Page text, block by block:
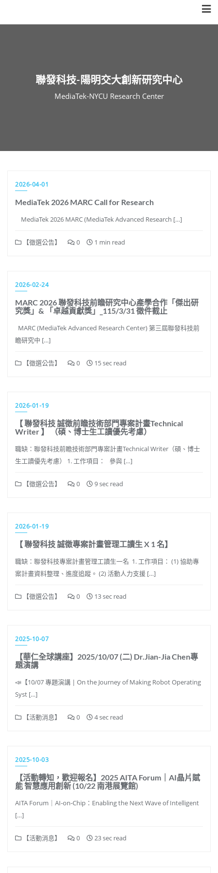
聯發科技-陽明交大創新研究中心
MediaTek-NYCU Research Center
2026-04-01
MediaTek 2026 MARC Call for Research
MediaTek 2026 MARC (MediaTek Advanced Research […]
【徵選公告】 0 1 min read
2026-02-24
MARC 2026 聯發科技前瞻研究中心產學合作「傑出研
究獎」& 「卓越貢獻獎」_115/3/31 徵件截止
MARC (MediaTek Advanced Research Center) 第三屆聯發科技前
瞻研究中 […]
【徵選公告】 0 15 sec read
2026-01-19
【 聯發科技 誠徵前瞻技術部門專案計畫Technical
Writer 】 （碩、博士生工讀優先考慮）
職缺：聯發科技前瞻技術部門專案計畫Technical Writer（碩、博士
生工讀優先考慮） 1. 工作項目： 參與 […]
【徵選公告】 0 9 sec read
2026-01-19
【 聯發科技 誠徵專案計畫管理工讀生 X 1 名】
職缺：聯發科技專案計畫管理工讀生一名 1. 工作項目： (1) 協助專
案計畫資料整理、進度追蹤。 (2) 活動人力支援 […]
【徵選公告】 0 13 sec read
2025-10-07
【華仁全球講座】2025/10/07 (二) Dr.Jian-Jia Chen專
題演講
📣【10/07 專題演講 | On the Journey of Making Robot Operating
Syst […]
【活動消息】 0 4 sec read
2025-10-03
【活動轉知，歡迎報名】2025 AITA Forum｜AI晶片賦
能 智慧應用創新 (10/22 南港展覽館)
AITA Forum｜AI-on-Chip：Enabling the Next Wave of Intelligent
[…]
【活動消息】 0 23 sec read